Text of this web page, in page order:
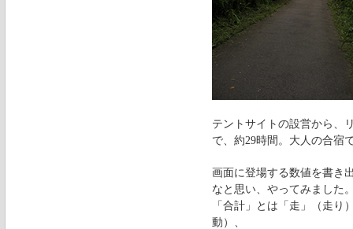
テントサイトの設営から、
で、約29時間。大人の合宿
画面に登場する数値を書き
なと思い、やってみました
「合計」とは「走」（走
動）、